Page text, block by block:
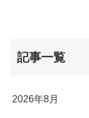
記事一覧
2026年8月